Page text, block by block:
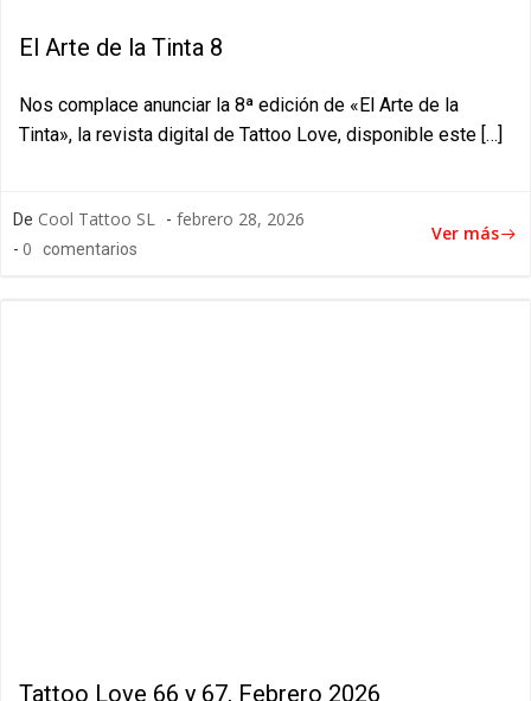
El Arte de la Tinta 8
Nos complace anunciar la 8ª edición de «El Arte de la
Tinta», la revista digital de Tattoo Love, disponible este […]
De Cool Tattoo SL - febrero 28, 2026
- 0 comentarios
Ver más
Tattoo Love 66 y 67, Febrero 2026